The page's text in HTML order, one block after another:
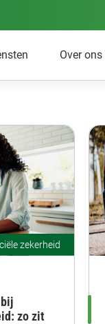
Over ons
zekerheid
zo zit